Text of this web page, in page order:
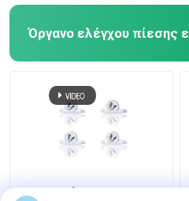
Μίας χρήσης Intracuff